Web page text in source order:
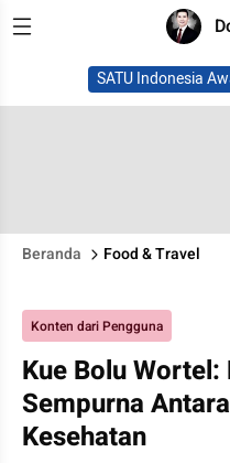
SATU Indonesia
Beranda Food & Travel
Konten dari Pengguna
Kue Bolu
Sempurna
Kesehatan